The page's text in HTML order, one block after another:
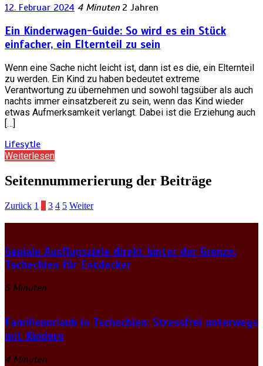
12. Februar 2024 4 Minuten 2 Jahren
Ein Kinderwagen-Guide: So wird es ein Stück
einfacher, ein Elternteil zu sein
Wenn eine Sache nicht leicht ist, dann ist es die, ein Elternteil
zu werden. Ein Kind zu haben bedeutet extreme
Verantwortung zu übernehmen und sowohl tagsüber als auch
nachts immer einsatzbereit zu sein, wenn das Kind wieder
etwas Aufmerksamkeit verlangt. Dabei ist die Erziehung auch
[…]
Lifesytle
Weiterlesen
Seitennummerierung der Beiträge
Zurück 1 3 4 5 Weiter
Geniale Ausflugsziele direkt hinter der Grenze:
Tschechien für Entdecker
5 Minuten
Familienurlaub in Tschechien: Stressfrei unterwegs
mit Kindern
4 Minuten